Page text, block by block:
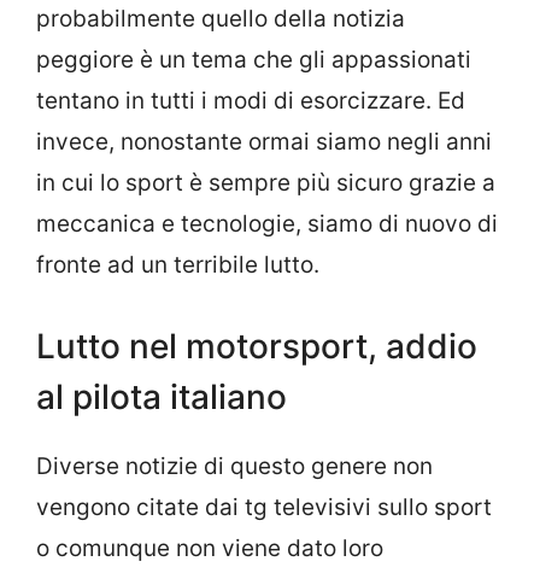
probabilmente quello della notizia
peggiore è un tema che gli appassionati
tentano in tutti i modi di esorcizzare. Ed
invece, nonostante ormai siamo negli anni
in cui lo sport è sempre più sicuro grazie a
meccanica e tecnologie, siamo di nuovo di
fronte ad un terribile lutto.
Lutto nel motorsport, addio
al pilota italiano
Diverse notizie di questo genere non
vengono citate dai tg televisivi sullo sport
o comunque non viene dato loro